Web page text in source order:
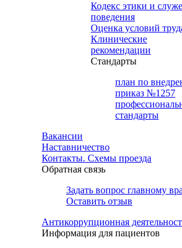
Кодекс этики и
поведения
Оценка условий
Клинические
рекомендации
Cтандарты
план по
приказ №1257
стандарты
Вакансии
Наставничество
Контакты. Схемы проезда
Обратная связь
Задать вопрос главному
Оставить отзыв
Антикоррупционная
Информация для пациентов